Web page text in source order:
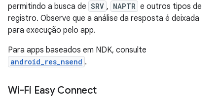
permitindo a busca de SRV , NAPTR e outros tipos de
registro. Observe que a análise da resposta é deixada
para execução pelo app.
Para apps baseados em NDK, consulte
android_res_nsend .
Wi-Fi Easy Connect